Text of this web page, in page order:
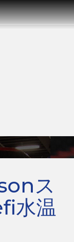
ABOUT
RECRUIT
ス
水温